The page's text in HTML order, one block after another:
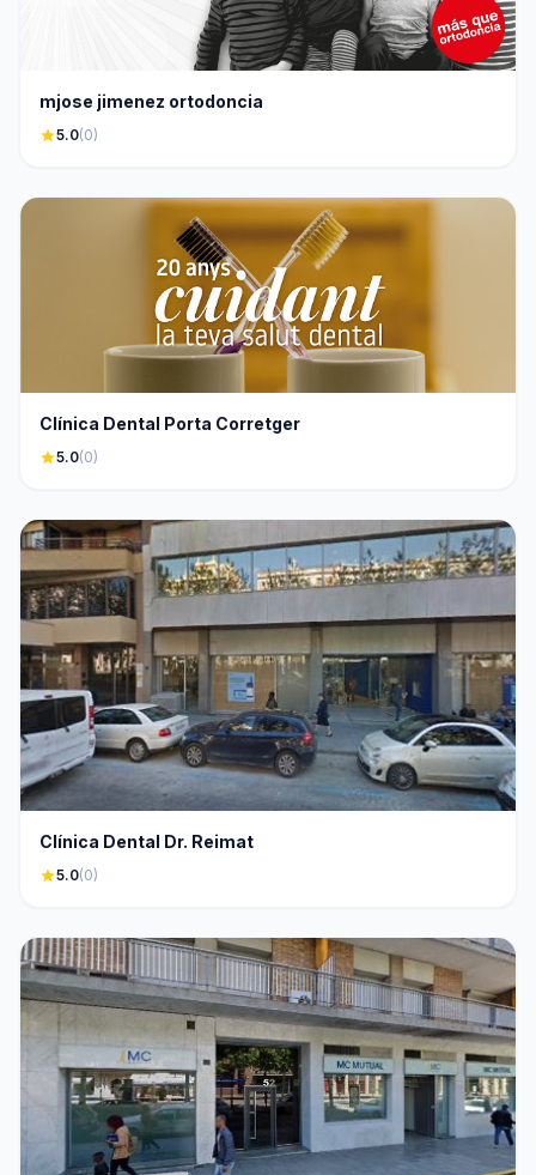
mjose jimenez ortodoncia
star5.0(0)
Clínica Dental Porta Corretger
star5.0(0)
Clínica Dental Dr. Reimat
star5.0(0)